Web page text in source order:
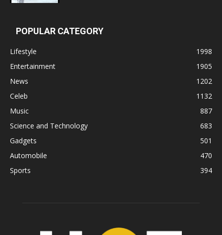
POPULAR CATEGORY
Lifestyle
1998
Entertainment
1905
News
1202
Celeb
1132
Music
887
Science and Technology
683
Gadgets
501
Automobile
470
Sports
394